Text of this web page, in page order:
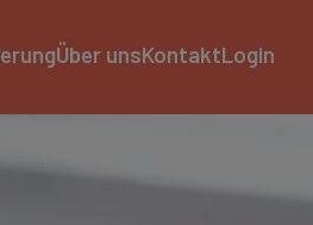
Über unsKontaktLogin